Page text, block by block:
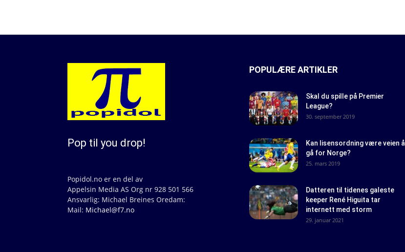
Pop til you drop!
Popidol.no er en del av
Appelsin Media AS Org nr 928 501 566
Ansvarlig: Michael Breines Oredam:
Mail: Michael@f7.no
POPULÆRE ARTIKLER
Skal du spille på Premier
League?
30. september 2019
Kan lisensordning være veien å
gå for Norge?
25. mars 2019
Datteren til tidenes galeste
keeper René Higuita tar
internett med storm
29. januar 2021